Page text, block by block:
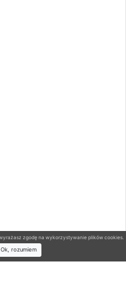
zgodę na wykorzystywanie plików cookies.
Ok, rozumiem